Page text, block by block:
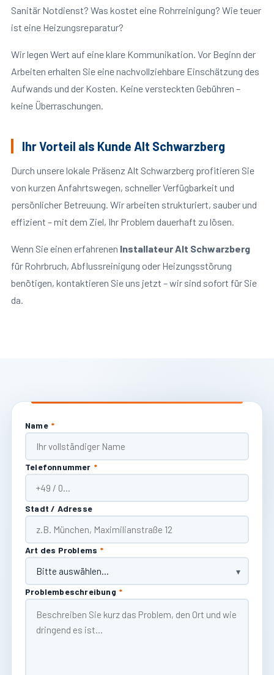
Sanitär Notdienst? Was kostet eine Rohrreinigung? Wie teuer
ist eine Heizungsreparatur?
Wir legen Wert auf eine klare Kommunikation. Vor Beginn der
Arbeiten erhalten Sie eine nachvollziehbare Einschätzung des
Aufwands und der Kosten. Keine versteckten Gebühren –
keine Überraschungen.
Ihr Vorteil als Kunde Alt Schwarzberg
Durch unsere lokale Präsenz Alt Schwarzberg profitieren Sie
von kurzen Anfahrtswegen, schneller Verfügbarkeit und
persönlicher Betreuung. Wir arbeiten strukturiert, sauber und
effizient – mit dem Ziel, Ihr Problem dauerhaft zu lösen.
Wenn Sie einen erfahrenen Installateur Alt Schwarzberg
für Rohrbruch, Abflussreinigung oder Heizungsstörung
benötigen, kontaktieren Sie uns jetzt – wir sind sofort für Sie
da.
Name *
Telefonnummer *
Stadt / Adresse
Art des Problems *
Problembeschreibung *